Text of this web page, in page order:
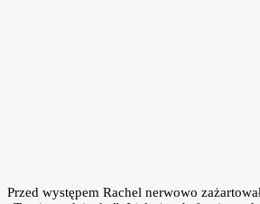
Przed występem Rachel nerwowo